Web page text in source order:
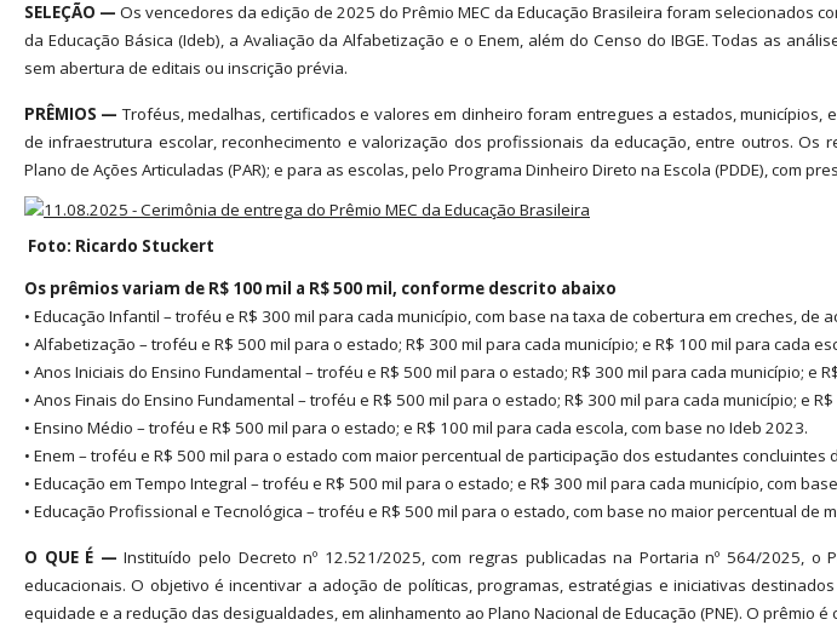
SELEÇÃO — Os vencedores da edição de 2025 do Prêmio MEC da Educação Brasileira foram selecionados
da Educação Básica (Ideb), a Avaliação da Alfabetização e o Enem, além do Censo do IBGE. Todas as
sem abertura de editais ou inscrição prévia.
PRÊMIOS —Troféus, medalhas, certificados e valores em dinheiro foram entregues a estados,
de infraestrutura escolar, reconhecimento e valorização dos profissionais da educação, entre outros.
Plano de Ações Articuladas (PAR); e para as escolas, pelo Programa Dinheiro Direto na Escola (PDDE), com
Foto: Ricardo Stuckert
Os prêmios variam de R$ 100 mil a R$ 500 mil, conforme descrito abaixo
• Educação Infantil – troféu e R$ 300 mil para cada município, com base na taxa de cobertura em creches, de
• Alfabetização – troféu e R$ 500 mil para o estado; R$ 300 mil para cada município; e R$ 100 mil para cada
• Anos Iniciais do Ensino Fundamental – troféu e R$ 500 mil para o estado; R$ 300 mil para cada município; e
• Anos Finais do Ensino Fundamental – troféu e R$ 500 mil para o estado; R$ 300 mil para cada município; e
• Ensino Médio – troféu e R$ 500 mil para o estado; e R$ 100 mil para cada escola, com base no Ideb 2023.
• Enem – troféu e R$ 500 mil para o estado com maior percentual de participação dos estudantes
• Educação em Tempo Integral – troféu e R$ 500 mil para o estado; e R$ 300 mil para cada município, com
• Educação Profissional e Tecnológica – troféu e R$ 500 mil para o estado, com base no maior percentual de
O QUE É —Instituído pelo Decreto nº 12.521/2025, com regras publicadas na Portaria nº 564/2025,
educacionais. O objetivo é incentivar a adoção de políticas, programas, estratégias e iniciativas
equidade e a redução das desigualdades, em alinhamento ao Plano Nacional de Educação (PNE). O prêmio